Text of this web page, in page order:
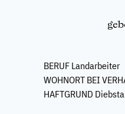
BERUF Landarbeiter
WOHNORT BEI
HAFTGRUND